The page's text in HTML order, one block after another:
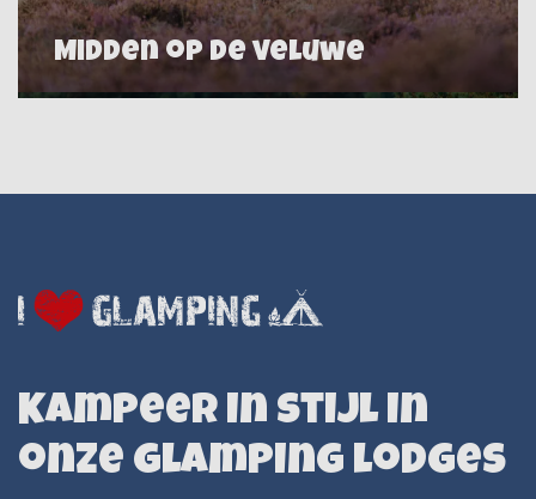
Midden op de veluwe
Kampeer in stijl in
onze glamping lodges